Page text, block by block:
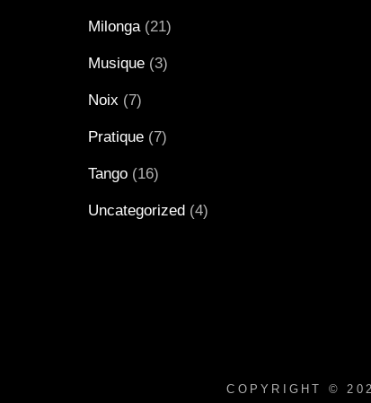
Milonga(21)
Musique (3)
Noix (7)
Pratique (7)
Tango (16)
Uncategorized (4)
COPYRIGHT ©